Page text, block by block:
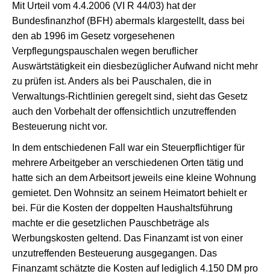
Mit Urteil vom 4.4.2006 (VI R 44/03) hat der
Bundesfinanzhof (BFH) abermals klargestellt, dass bei
den ab 1996 im Gesetz vorgesehenen
Verpflegungspauschalen wegen beruflicher
Auswärtstätigkeit ein diesbezüglicher Aufwand nicht mehr
zu prüfen ist. Anders als bei Pauschalen, die in
Verwaltungs-Richtlinien geregelt sind, sieht das Gesetz
auch den Vorbehalt der offensichtlich unzutreffenden
Besteuerung nicht vor.
In dem entschiedenen Fall war ein Steuerpflichtiger für
mehrere Arbeitgeber an verschiedenen Orten tätig und
hatte sich an dem Arbeitsort jeweils eine kleine Wohnung
gemietet. Den Wohnsitz an seinem Heimatort behielt er
bei. Für die Kosten der doppelten Haushaltsführung
machte er die gesetzlichen Pauschbeträge als
Werbungskosten geltend. Das Finanzamt ist von einer
unzutreffenden Besteuerung ausgegangen. Das
Finanzamt schätzte die Kosten auf lediglich 4.150 DM pro